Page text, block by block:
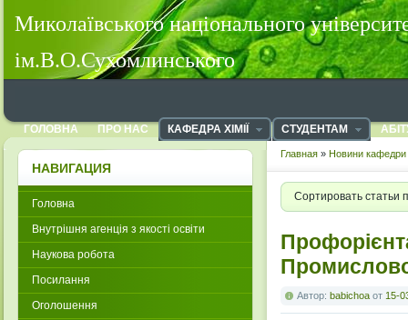
Миколаївського національного
ім.В.О.Сухомлинського
ГОЛОВНА ПРО НАС КАФЕДРА ХІМІЇ СТУДЕНТАМ
Главная » Новини кафедри
Сортировать статьи
Автор: babichoa от 15-
НАВИГАЦИЯ
Головна
Внутрішня агенція з якості освіти
Наукова робота
Посилання
Оголошення